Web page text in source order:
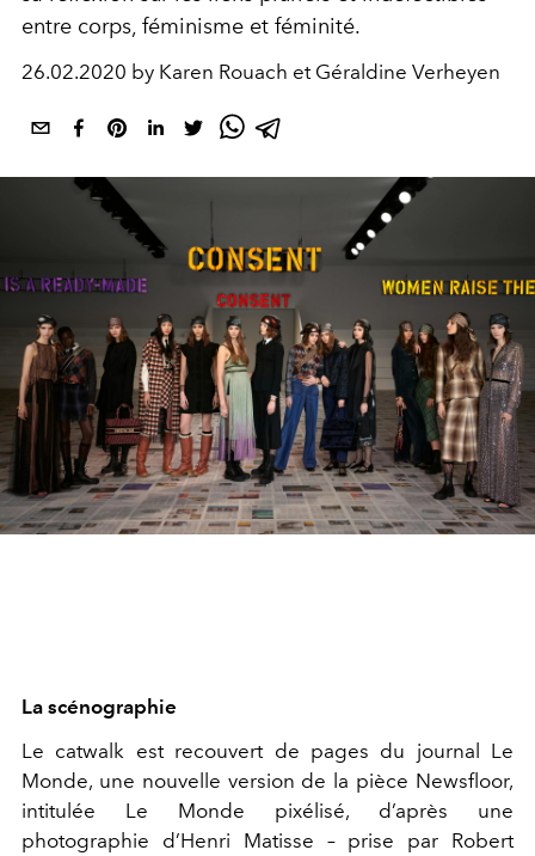
entre corps, féminisme et féminité.
26.02.2020 by Karen Rouach et Géraldine Verheyen
La scénographie
Le catwalk est recouvert de pages du journal Le
Monde, une nouvelle version de la pièce Newsfloor,
intitulée Le Monde pixélisé, d’après une
photographie d’Henri Matisse – prise par Robert